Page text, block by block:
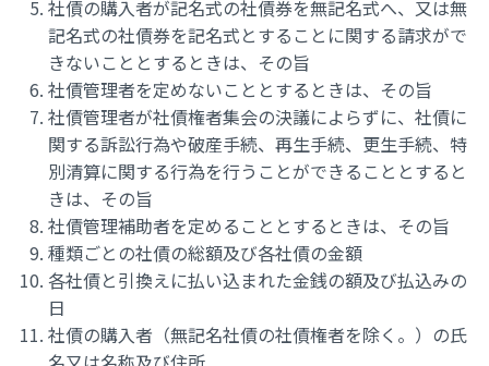
社債の購入者が記名式の社債券を無記名式へ、又は無
記名式の社債券を記名式とすることに関する請求がで
きないこととするときは、その旨
社債管理者を定めないこととするときは、その旨
社債管理者が社債権者集会の決議によらずに、社債に
関する訴訟行為や破産手続、再生手続、更生手続、特
別清算に関する行為を行うことができることとすると
きは、その旨
社債管理補助者を定めることとするときは、その旨
種類ごとの社債の総額及び各社債の金額
各社債と引換えに払い込まれた金銭の額及び払込みの
日
社債の購入者（無記名社債の社債権者を除く。）の氏